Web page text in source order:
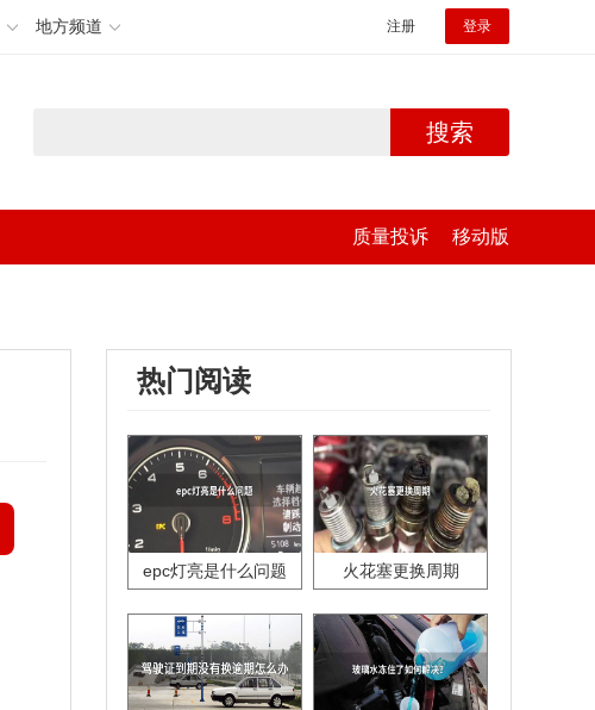
地方频道 注册 登录
搜索
质量投诉 移动版
热门阅读
epc灯亮是什么问题 火花塞更换周期